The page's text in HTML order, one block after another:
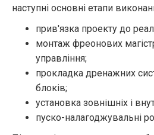
наступні основні етапи
прив'язка проекту до
монтаж фреонових
управління;
прокладка дренажних
блоків;
установка зовнішніх і
пуско-налагоджувальні